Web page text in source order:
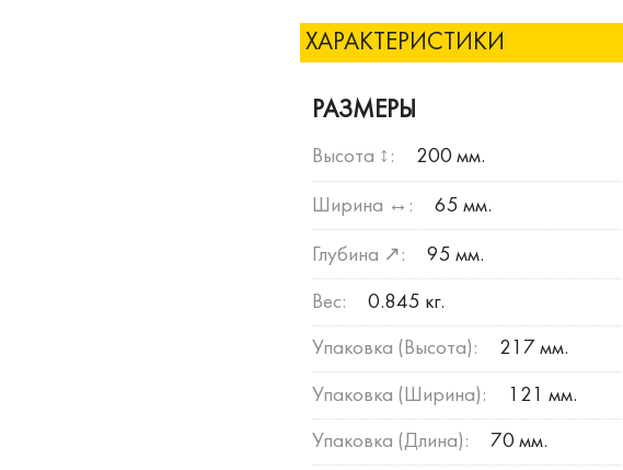
ХАРАКТЕРИСТИКИ
РАЗМЕРЫ
Высота ↕: 200 мм.
Ширина ↔: 65 мм.
Глубина ↗: 95 мм.
Вес: 0.845 кг.
Упаковка (Высота): 217 мм.
Упаковка (Ширина): 121 мм.
Упаковка (Длина): 70 мм.